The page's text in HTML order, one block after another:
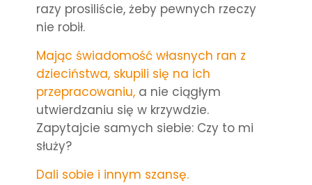
razy prosiliście, żeby pewnych rzeczy
nie robił.
Mając świadomość własnych ran z
dzieciństwa, skupili się na ich
przepracowaniu, a nie ciągłym
utwierdzaniu się w krzywdzie.
Zapytajcie samych siebie: Czy to mi
służy?
Dali sobie i innym szansę.